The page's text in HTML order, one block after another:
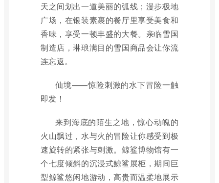
天之间划出一道美丽的弧线；漫步极地
广场，在银装素裹的餐厅里享受美食和
香味，享受一顿丰盛的大餐。亲临雪国
制造店，琳琅满目的雪国商品会让你流
连忘返。
仙境——惊险刺激的水下冒险一触
即发！
来到海底的陌生之地，惊心动魄的
火山飘过，水与火的冒险让你感受到极
速旋转的紧张与刺激。鲸鲨博物馆有一
个七度倾斜的沉浸式鲸鲨展柜，期间巨
型鲸鲨悠闲地游动，高贵而温柔地展示